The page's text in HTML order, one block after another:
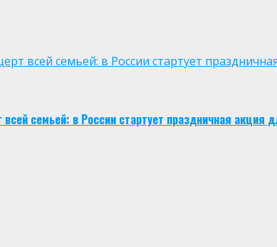
всей семьей: в России стартует
всей семьей: в России стартует праздничная